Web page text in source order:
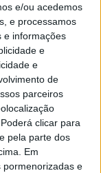
e/ou acedemos
e processamos
e informações
e
e
de
parceiros
clicar para
pela parte dos
Em
pormenorizadas e
Paulo,
uma margem
e Luís
Rally2,
lento que os
de Ralis
intensa.
Skoda